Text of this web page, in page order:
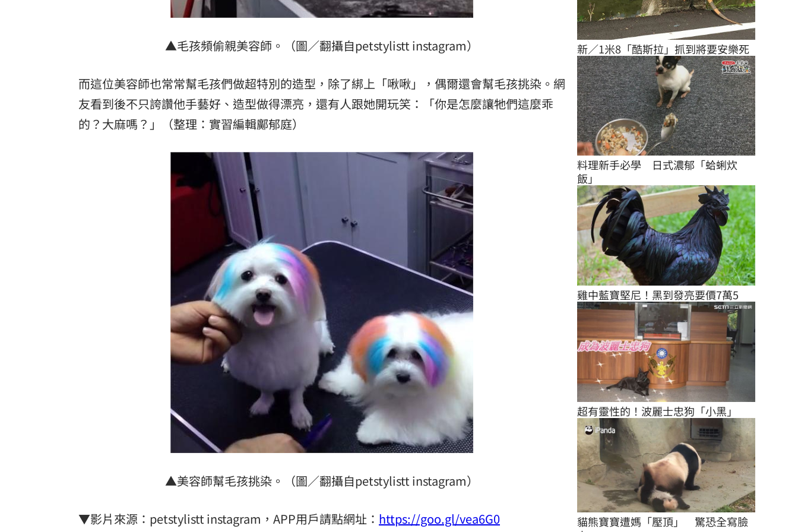
▲毛孩頻偷親美容師。（圖／翻攝自petstylistt instagram）
而這位美容師也常常幫毛孩們做超特別的造型，除了綁上「啾啾」，偶爾還會幫毛孩挑染。網
友看到後不只誇讚他手藝好、造型做得漂亮，還有人跟她開玩笑：「你是怎麼讓牠們這麼乖
的？大麻嗎？」（整理：實習編輯鄺郁庭）
▲美容師幫毛孩挑染。（圖／翻攝自petstylistt instagram）
▼影片來源：petstylistt instagram，APP用戶請點網址： https://goo.gl/vea6G0
新／1米8「酷斯拉」抓到將要安樂死
料理新手必學　日式濃郁「蛤蜊炊
飯」
雞中藍寶堅尼！黑到發亮要價7萬5
超有靈性的！波麗士忠狗「小黑」
貓熊寶寶遭媽「壓頂」　驚恐全寫臉